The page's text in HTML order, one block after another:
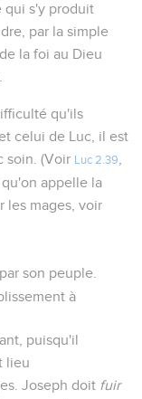
qui s'y produit
par la simple
la foi au Dieu
qu'ils
celui de Luc, il est
soin. (Voir
Luc 2.39
appelle la
les mages, voir
son peuple.
à
puisqu'il
lieu
Joseph doit fuir